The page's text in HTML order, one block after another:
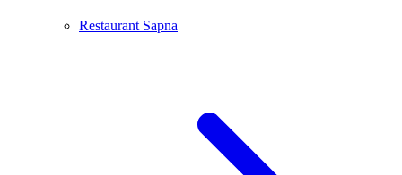
Restaurant Sapna